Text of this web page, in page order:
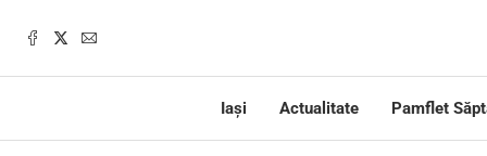
Iași Actualitate Pamflet